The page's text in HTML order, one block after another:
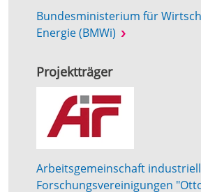
Bundesministerium für
Energie (BMWi)
Projektträger
Arbeitsgemeinschaft
Forschungsvereinigungen